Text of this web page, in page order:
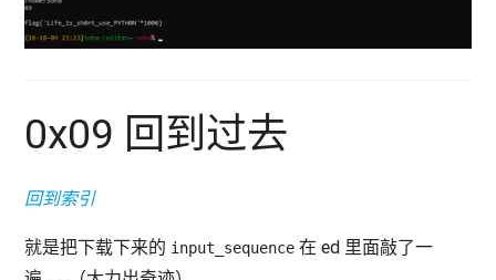
0x09 回到过去
回到索引
就是把下载下来的 input_sequence 在 ed 里面敲了一